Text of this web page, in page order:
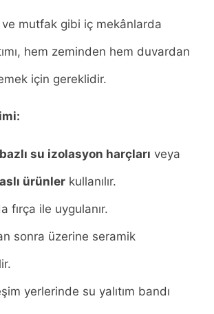
mutfak gibi iç mekânlarda
hem zeminden hem duvardan
için gereklidir.
su izolasyon harçları veya
ürünler kullanılır.
fırça ile uygulanır.
sonra üzerine seramik
yerlerinde su yalıtım bandı